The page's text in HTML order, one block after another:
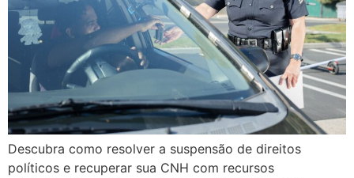
Descubra como resolver a suspensão de direitos
políticos e recuperar sua CNH com recursos